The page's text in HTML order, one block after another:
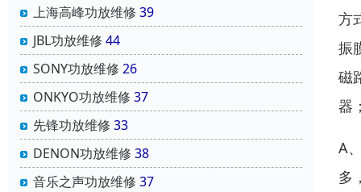
上海高峰功放维修 39
JBL功放维修 44
SONY功放维修 26
ONKYO功放维修 37
先锋功放维修 33
DENON功放维修 38
音乐之声功放维修 37
方
振
磁
器
A
多